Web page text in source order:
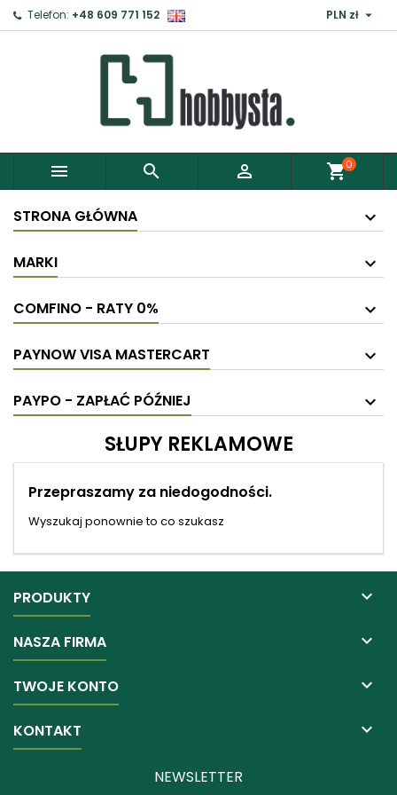
Telefon: +48 609 771 152 PLN zł 
   shopping_cart0
STRONA GŁÓWNA
MARKI
COMFINO - RATY 0%
PAYNOW VISA MASTERCART
PAYPO - ZAPŁAĆ PÓŹNIEJ
SŁUPY REKLAMOWE
Przepraszamy za niedogodności.
Wyszukaj ponownie to co szukasz
PRODUKTY 
NASZA FIRMA 
TWOJE KONTO 
KONTAKT 
NEWSLETTER
Zaloguj ×
Aby zapisać produkty do Schowka, musisz się
Anuluj Zaloguj